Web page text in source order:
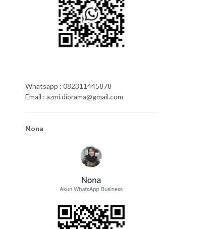
Whatsapp : 082311445878
Email : azmi.diorama@gmail.com
Nona